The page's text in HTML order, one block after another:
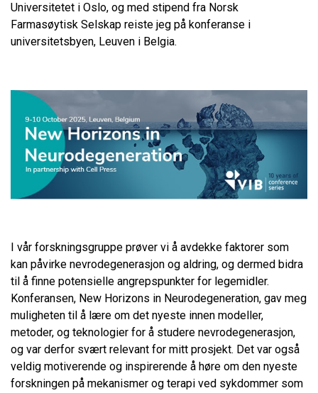
Universitetet i Oslo, og med stipend fra Norsk
Farmasøytisk Selskap reiste jeg på konferanse i
universitetsbyen, Leuven i Belgia.
I vår forskningsgruppe prøver vi å avdekke faktorer som
kan påvirke nevrodegenerasjon og aldring, og dermed bidra
til å finne potensielle angrepspunkter for legemidler.
Konferansen, New Horizons in Neurodegeneration, gav meg
muligheten til å lære om det nyeste innen modeller,
metoder, og teknologier for å studere nevrodegenerasjon,
og var derfor svært relevant for mitt prosjekt. Det var også
veldig motiverende og inspirerende å høre om den nyeste
forskningen på mekanismer og terapi ved sykdommer som